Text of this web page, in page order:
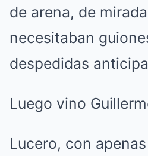
de arena, de
necesitaban
despedidas
Luego vino
Lucero, con